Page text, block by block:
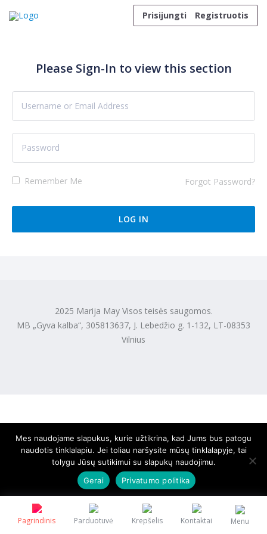
Prisijungti
Registruotis
Pagrindinis Parduotuvė Krepšelis Kontaktai Menu
Please Sign-In to view this section
Remember Me Forgot Password?
2025 Marija May Visos teisės saugomos.
MB „Gyva kalba“, 305813637, J. Lebedžio g. 1-132, LT-08353
Vilnius
Mes naudojame slapukus, kurie užtikrina, kad Jums bus patogu
naudotis tinklalapiu. Jei toliau naršysite mūsų tinklalapyje, tai
tolygu Jūsų sutikimui su slapukų naudojimu.
Gerai
Privatumo politika